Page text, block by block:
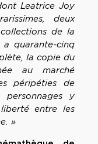
Leatrice Joy
deux
de la
a quarante-cinq
la copie du
au marché
péripéties de
y
entre les
»